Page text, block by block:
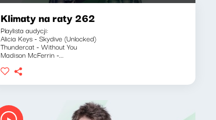
Klimaty na raty 262
Playlista audycji:
Alicia Keys - Skydive (Unlocked)
Thundercat - Without You
Madison McFerrin -...